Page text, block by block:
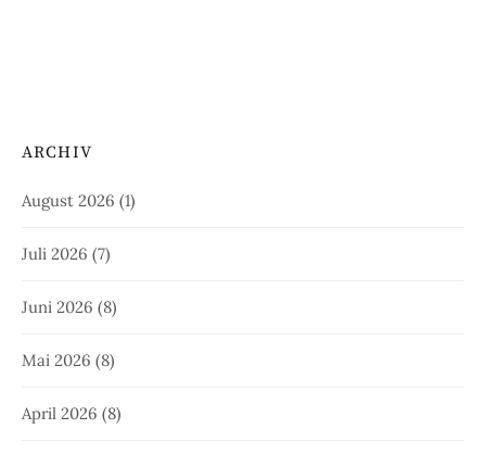
ARCHIV
August 2026 (1)
Juli 2026 (7)
Juni 2026 (8)
Mai 2026 (8)
April 2026 (8)